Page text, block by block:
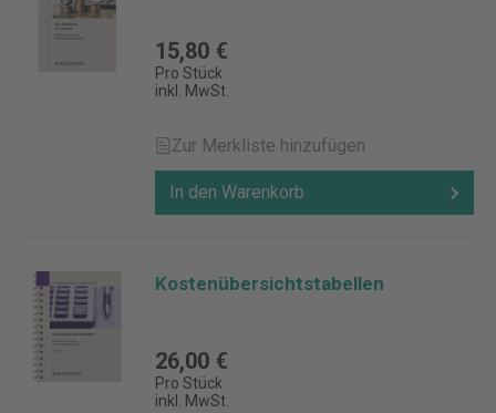
15,80 €
Pro Stück
inkl. MwSt.
Zur Merkliste hinzufügen
In den Warenkorb
Kostenübersichtstabellen
26,00 €
Pro Stück
inkl. MwSt.